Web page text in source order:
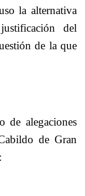
la alternativa
del
de la que
de alegaciones
de Gran